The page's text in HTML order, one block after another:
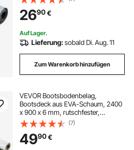
cm² großer Marineteppich für
Boote, Yachten, Pontons,
Kajakdecks
2690€
Auf Lager.
Lieferung:sobald Di. Aug. 11
Zum Warenkorb hinzufügen
VEVOR Bootsbodenbelag,
Bootsdeck aus EVA-Schaum, 2400
x 900 x 6 mm, rutschfester,
selbstklebender Bodenbelag, 21600
cm² großer Meeresteppich für
Boote, Yachten, Pontons,
Kajakdecks
(7)
4990€